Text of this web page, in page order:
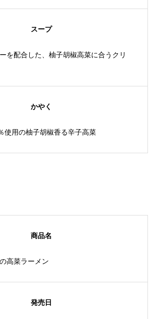
スープ
を配合した、柚子胡椒高菜に合うクリ
かやく
使用の柚子胡椒香る辛子高菜
商品名
高菜ラーメン
発売日